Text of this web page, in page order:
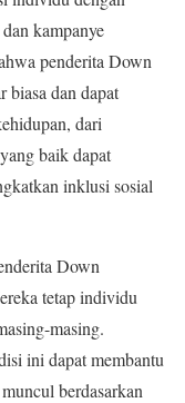
kampanye
penderita Down
dan dapat
dari
baik dapat
inklusi sosial
Down
tetap individu
masing.
ini dapat membantu
berdasarkan